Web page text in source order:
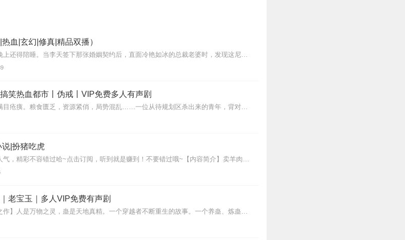
血|玄幻|修真|精品双播）
【内容简介】白天负责保卫，晚上还得陪睡。当李天签下那张婚姻契约后，直面冷艳如冰的总裁老婆时，发现这尼玛完全是个坑啊~“在这里，你吃我的，住我的，还要找我要钱？...
笑热血都市丨伪戒丨VIP免费多人有声剧
【内容简介】灾变过后，大地满目疮痍。粮食匮乏，资源紧俏，局势混乱……一位从待规划区杀出来的青年，背对着漫天黄沙，孤身来到九区谋生，却不曾想偶然结识三五好友，一念...
|扮猪吃虎
【强烈推荐】掌阅小说过千万人气，精彩不容错过哈~点击订阅，听到就是赚到！不要错过哦~【内容简介】卖羊肉串的小贩杨辰，娶了冰山女总裁为妻，家庭小矛盾不断的同时，身...
老宝玉｜多人VIP免费有声剧
内容简介【黑暗文反派流封神之作】人是万物之灵，蛊是天地真精。一个穿越者不断重生的故事。一个养蛊、炼蛊、用蛊的奇特世界。配音组（男角色）老宝玉旁白...